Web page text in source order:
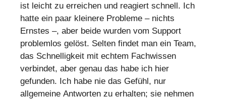
ist leicht zu erreichen und reagiert schnell. Ich
hatte ein paar kleinere Probleme – nichts
Ernstes –, aber beide wurden vom Support
problemlos gelöst. Selten findet man ein Team,
das Schnelligkeit mit echtem Fachwissen
verbindet, aber genau das habe ich hier
gefunden. Ich habe nie das Gefühl, nur
allgemeine Antworten zu erhalten; sie nehmen